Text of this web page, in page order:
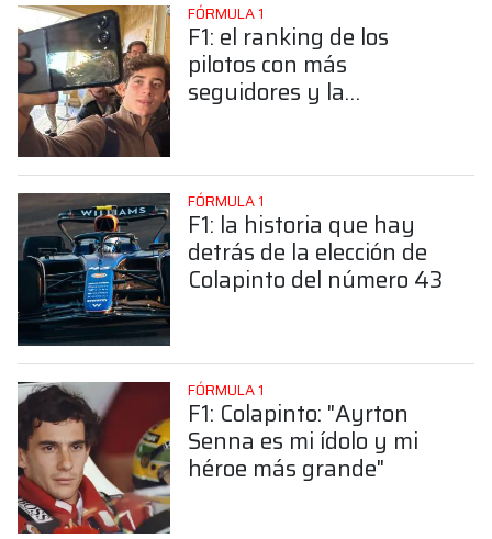
FÓRMULA 1
F1: el ranking de los
pilotos con más
seguidores y la
FÓRMULA 1
F1: la historia que hay
detrás de la elección de
Colapinto del número 43
FÓRMULA 1
F1: Colapinto: "Ayrton
Senna es mi ídolo y mi
héroe más grande"